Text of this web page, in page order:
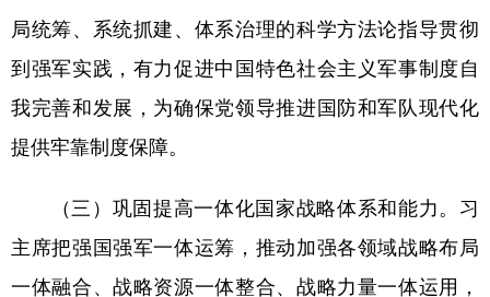
局统筹、系统抓建、体系治理的科学方法论指导贯彻
到强军实践，有力促进中国特色社会主义军事制度自
我完善和发展，为确保党领导推进国防和军队现代化
提供牢靠制度保障。
（三）巩固提高一体化国家战略体系和能力。习
主席把强国强军一体运筹，推动加强各领域战略布局
一体融合、战略资源一体整合、战略力量一体运用，